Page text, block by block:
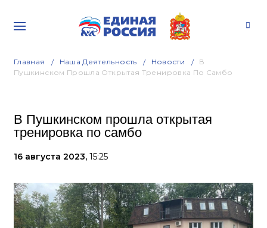
Главная Наша Деятельность Новости
В
Пушкинском Прошла Открытая Тренировка По Самбо
В Пушкинском прошла открытая
тренировка по самбо
16 августа 2023, 15:25